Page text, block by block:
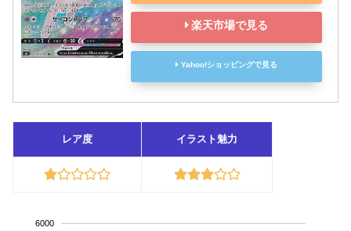
楽天市場で見る
Yahoo!ショッピングで見る
レア度 イラスト魅力
6000